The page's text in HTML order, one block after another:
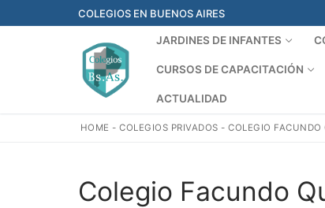
al
COLEGIOS EN BUENOS AIRES
JARDINES DE INFANTES
CURSOS DE CAPACITACIÓN
ACTUALIDAD
HOME -COLEGIOS PRIVADOS -COLEGIO FACUNDO
Colegio Facundo